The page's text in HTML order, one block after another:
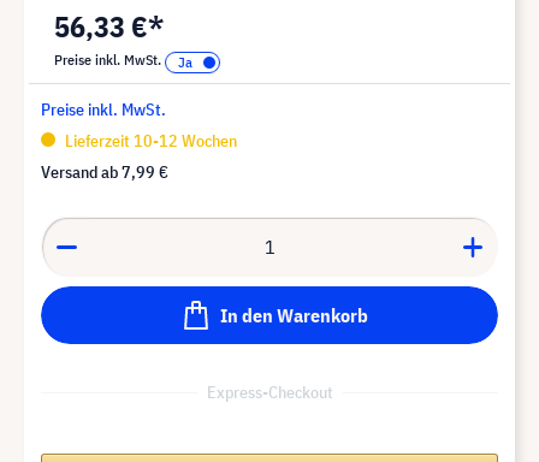
56,33 €*
Preise inkl. MwSt.
Preise inkl. MwSt.
Lieferzeit 10-12 Wochen
Versand ab7,99 €
In den Warenkorb
Express-Checkout